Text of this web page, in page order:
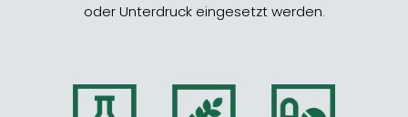
oder Unterdruck eingesetzt werden.